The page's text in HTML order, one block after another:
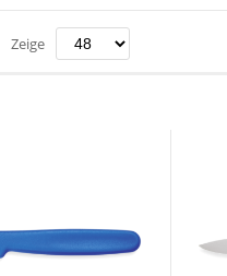
Zeige